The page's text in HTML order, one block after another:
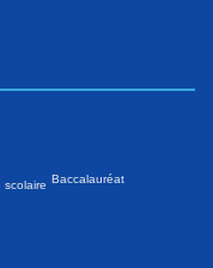
Baccalauréat
scolaire